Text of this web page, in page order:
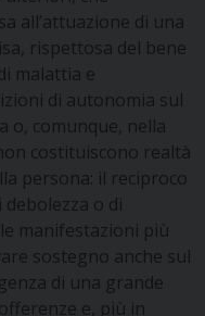
all’attuazione di una
rispettosa del bene
malattia e
di autonomia sul
o, comunque, nella
costituiscono realtà
persona: il reciproco
o di
manifestazioni più
sostegno anche sul
di una grande
e, più in